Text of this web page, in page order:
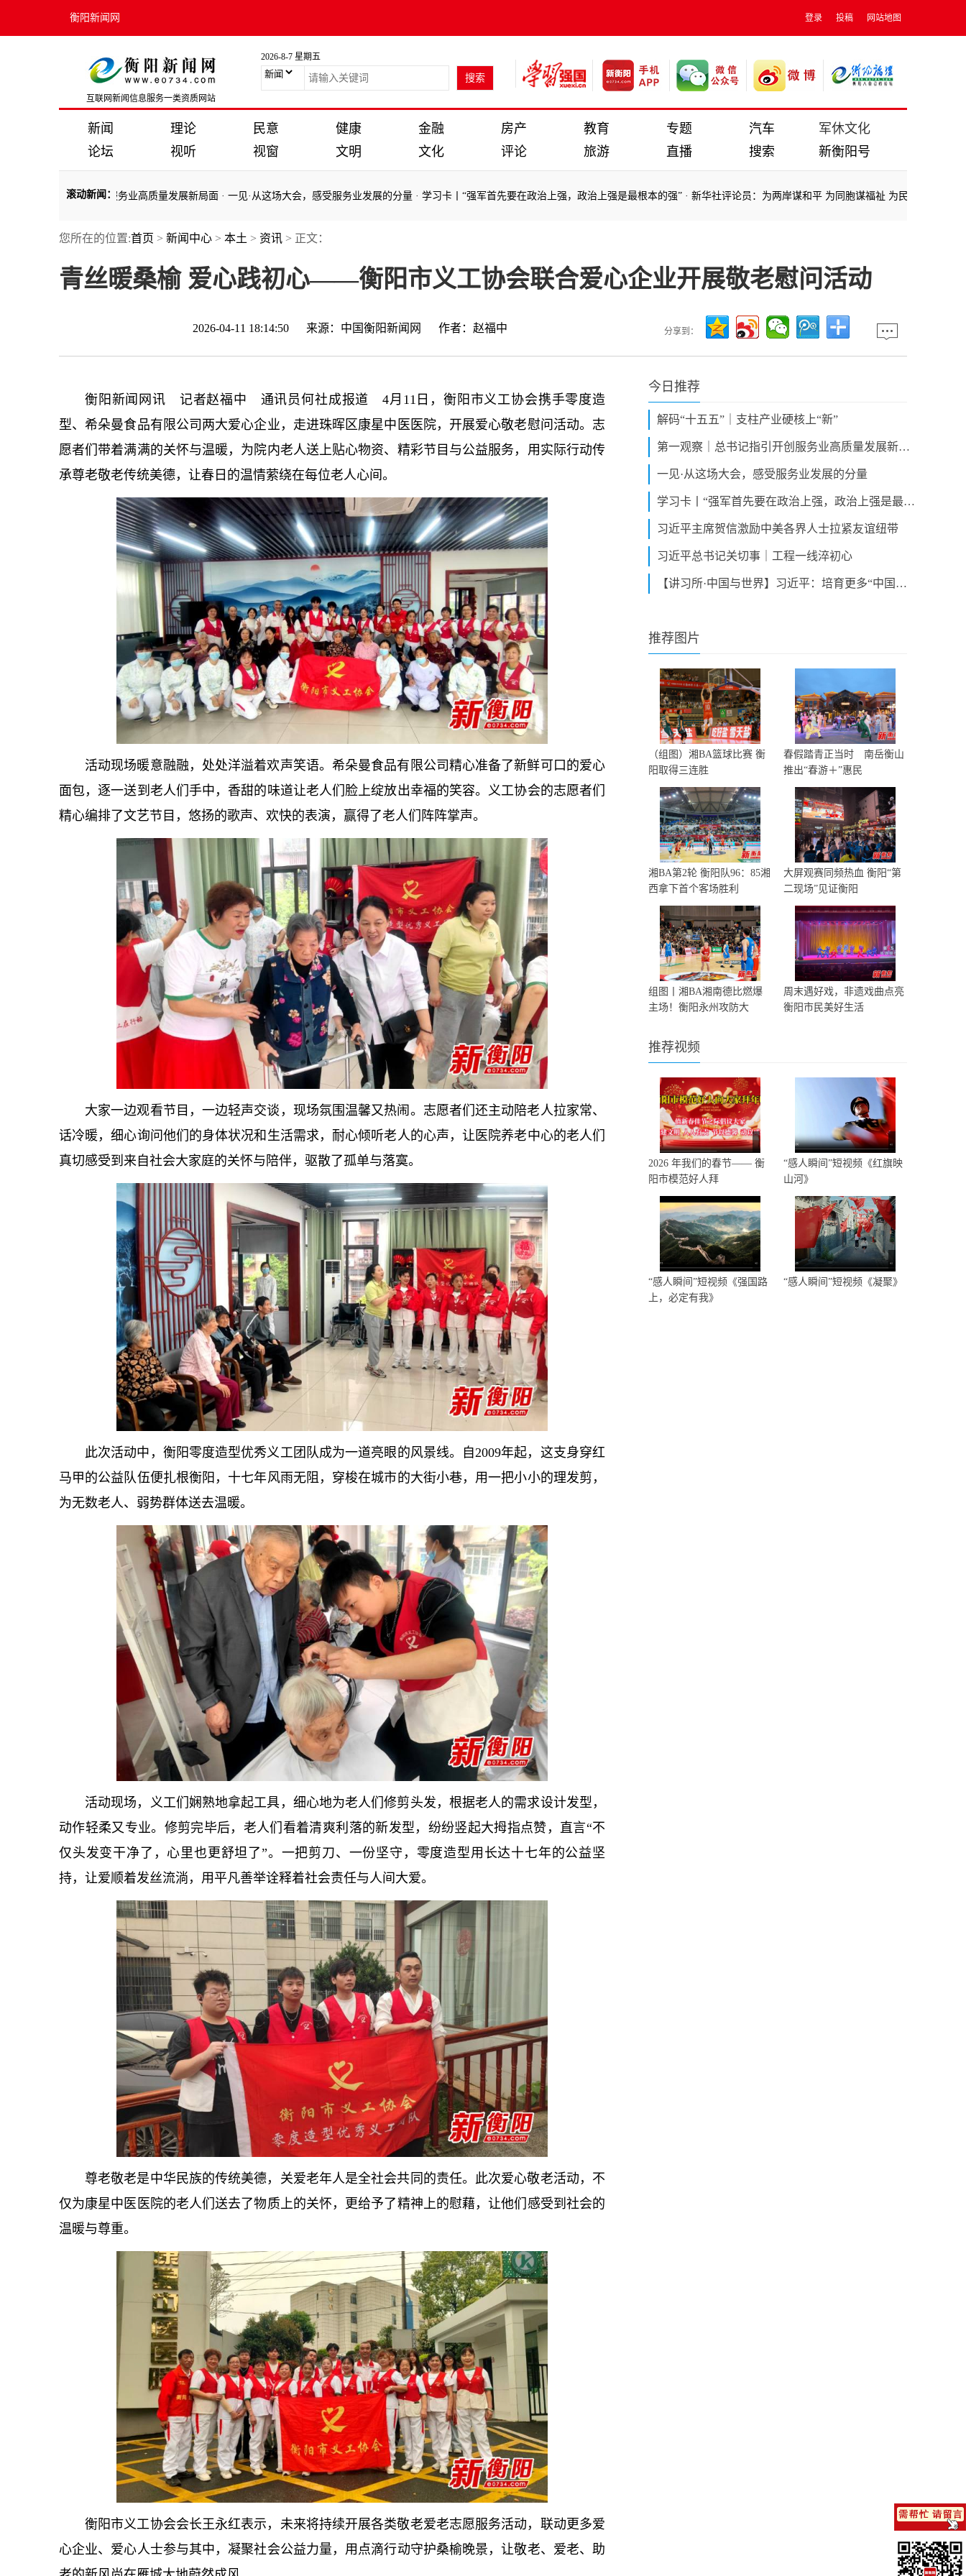
衡阳新闻网 登录 投稿 网站地图
互联网新闻信息服务一类资质网站
2026-8-7 星期五
新闻 理论 民意 健康 金融 房产 教育 专题 汽车
军休文化
论坛
视听 视窗 文明 文化 评论 旅游 直播 搜索 新衡阳号
滚动新闻 ：
书记指引开创服务业高质量发展新局面·一见·从这场大会，感受服务业发展的分量·学习卡丨“强军首先要在政治上强，政治上强是最根本的强”·新华社评论员：为两岸谋和平 为同胞谋福祉 为民族谋复兴
书记指引开创服务业高质量发展新局面 ·一见·从这场大会，感受服务业发展的分量
您所在的位置:首页 > 新闻中心 > 本土 > 资讯 > 正文：
青丝暖桑榆 爱心践初心——衡阳市义工协会联合爱心企业开展敬老慰问活动
2026-04-11 18:14:50 来源： 中国衡阳新闻网 作者：赵福中 分享到：
衡阳新闻网讯 记者赵福中 通讯员何社成报道 4月11日，衡阳市义工协会携手零度造
型、希朵曼食品有限公司两大爱心企业，走进珠晖区康星中医医院，开展爱心敬老慰问活动。志
愿者们带着满满的关怀与温暖，为院内老人送上贴心物资、精彩节目与公益服务，用实际行动传
承尊老敬老传统美德，让春日的温情萦绕在每位老人心间。
活动现场暖意融融，处处洋溢着欢声笑语。希朵曼食品有限公司精心准备了新鲜可口的爱心
面包，逐一送到老人们手中，香甜的味道让老人们脸上绽放出幸福的笑容。义工协会的志愿者们
精心编排了文艺节目，悠扬的歌声、欢快的表演，赢得了老人们阵阵掌声。
大家一边观看节目，一边轻声交谈，现场氛围温馨又热闹。志愿者们还主动陪老人拉家常、
话冷暖，细心询问他们的身体状况和生活需求，耐心倾听老人的心声，让医院养老中心的老人们
真切感受到来自社会大家庭的关怀与陪伴，驱散了孤单与落寞。
此次活动中，衡阳零度造型优秀义工团队成为一道亮眼的风景线。自2009年起，这支身穿红
马甲的公益队伍便扎根衡阳，十七年风雨无阻，穿梭在城市的大街小巷，用一把小小的理发剪，
为无数老人、弱势群体送去温暖。
活动现场，义工们娴熟地拿起工具，细心地为老人们修剪头发，根据老人的需求设计发型，
动作轻柔又专业。修剪完毕后，老人们看着清爽利落的新发型，纷纷竖起大拇指点赞，直言“不
仅头发变干净了，心里也更舒坦了”。一把剪刀、一份坚守，零度造型用长达十七年的公益坚
持，让爱顺着发丝流淌，用平凡善举诠释着社会责任与人间大爱。
尊老敬老是中华民族的传统美德，关爱老年人是全社会共同的责任。此次爱心敬老活动，不
仅为康星中医医院的老人们送去了物质上的关怀，更给予了精神上的慰藉，让他们感受到社会的
温暖与尊重。
衡阳市义工协会会长王永红表示，未来将持续开展各类敬老爱老志愿服务活动，联动更多爱
心企业、爱心人士参与其中，凝聚社会公益力量，用点滴行动守护桑榆晚景，让敬老、爱老、助
今日推荐
解码“十五五”｜支柱产业硬核上“新”
第一观察｜总书记指引开创服务业高质量发展新局面
一见·从这场大会，感受服务业发展的分量
学习卡丨“强军首先要在政治上强，政治上强是最根本的强”
习近平主席贺信激励中美各界人士拉紧友谊纽带
习近平总书记关切事｜工程一线淬初心
【讲习所·中国与世界】习近平：培育更多“中国服务”品牌
推荐图片
（组图）湘BA篮球比赛 衡
阳取得三连胜
春假踏青正当时 南岳衡山
推出“春游＋”惠民
湘BA第2轮 衡阳队96：85湘
西拿下首个客场胜利
大屏观赛同频热血 衡阳“第
二现场”见证衡阳
组图丨湘BA湘南德比燃爆
主场！衡阳永州攻防大
周末遇好戏，非遗戏曲点亮
衡阳市民美好生活
推荐视频
2026 年我们的春节—— 衡
阳市模范好人拜
“感人瞬间”短视频《红旗映
山河》
“感人瞬间”短视频《强国路
上，必定有我》
“感人瞬间”短视频《凝聚》